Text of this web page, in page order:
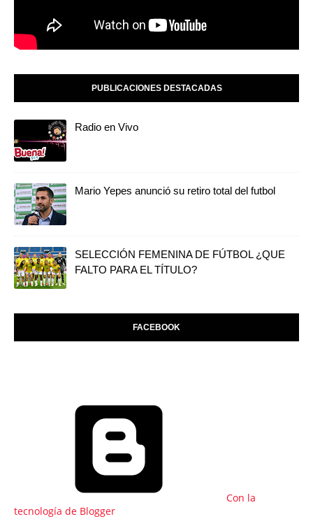
PUBLICACIONES DESTACADAS
Radio en Vivo
Mario Yepes anunció su retiro total del futbol
SELECCIÓN FEMENINA DE FÚTBOL ¿QUE
FALTO PARA EL TÍTULO?
FACEBOOK
Con la
tecnología de Blogger